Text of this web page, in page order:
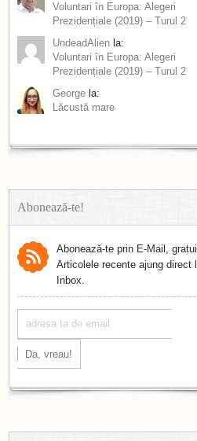
Voluntari în Europa: Alegeri
Prezidențiale (2019) – Turul 2
UndeadAlien la:
Voluntari în Europa: Alegeri
Prezidențiale (2019) – Turul 2
George la:
Lăcustă mare
Abonează-te!
Abonează-te prin E-Mail,
Articolele recente ajung direct
Inbox.